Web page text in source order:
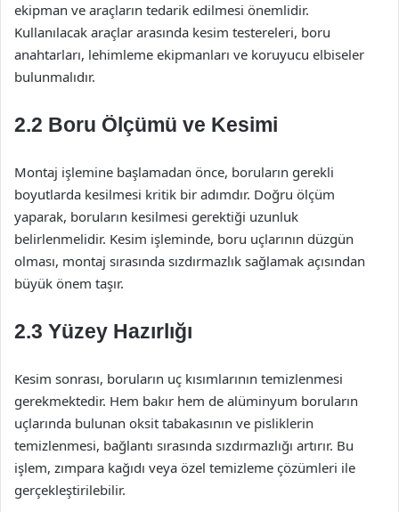
ekipman ve araçların tedarik edilmesi önemlidir.
Kullanılacak araçlar arasında kesim testereleri, boru
anahtarları, lehimleme ekipmanları ve koruyucu elbiseler
bulunmalıdır.
2.2 Boru Ölçümü ve Kesimi
Montaj işlemine başlamadan önce, boruların gerekli
boyutlarda kesilmesi kritik bir adımdır. Doğru ölçüm
yaparak, boruların kesilmesi gerektiği uzunluk
belirlenmelidir. Kesim işleminde, boru uçlarının düzgün
olması, montaj sırasında sızdırmazlık sağlamak açısından
büyük önem taşır.
2.3 Yüzey Hazırlığı
Kesim sonrası, boruların uç kısımlarının temizlenmesi
gerekmektedir. Hem bakır hem de alüminyum boruların
uçlarında bulunan oksit tabakasının ve pisliklerin
temizlenmesi, bağlantı sırasında sızdırmazlığı artırır. Bu
işlem, zımpara kağıdı veya özel temizleme çözümleri ile
gerçekleştirilebilir.